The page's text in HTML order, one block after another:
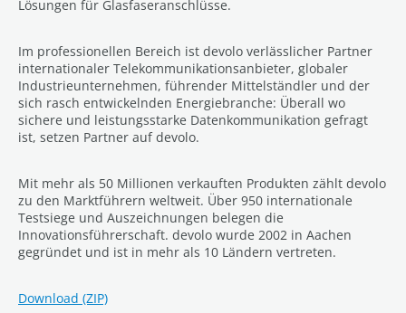
Lösungen für Glasfaseranschlüsse.
Im professionellen Bereich ist devolo verlässlicher Partner
internationaler Telekommunikationsanbieter, globaler
Industrieunternehmen, führender Mittelständler und der
sich rasch entwickelnden Energiebranche: Überall wo
sichere und leistungsstarke Datenkommunikation gefragt
ist, setzen Partner auf devolo.
Mit mehr als 50 Millionen verkauften Produkten zählt devolo
zu den Marktführern weltweit. Über 950 internationale
Testsiege und Auszeichnungen belegen die
Innovationsführerschaft. devolo wurde 2002 in Aachen
gegründet und ist in mehr als 10 Ländern vertreten.
Download (ZIP)